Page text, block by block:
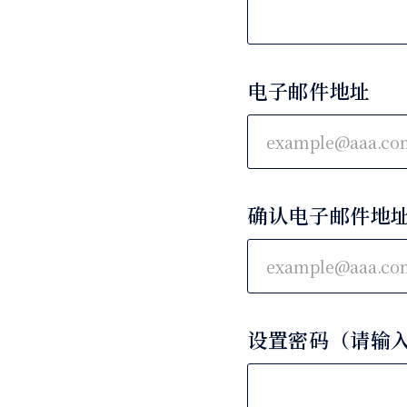
电子邮件地址
确认电子邮件地
设置密码（请输